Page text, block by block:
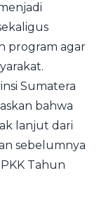
program agar
Sumatera
bahwa
lanjut dari
sebelumnya
Tahun